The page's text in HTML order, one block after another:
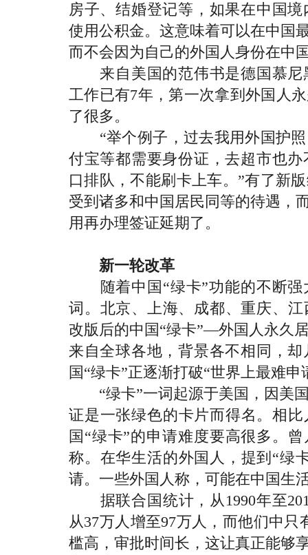
房子、结婚登记等，如果在中国
使用公积金。这意味着可以在中国
而不会因为自己的外国人身份在中
来自美国的范伟书是德国慕尼
工作已有7年，第一次拿到外国人
了很多。
“举个例子，过去我用外国护照
付宝等都需要身份证，去超市也
口排队，不能刷卡上车。”有了新
受到诸多和中国居民同等的待遇，
用再办理签证延期了。
新一轮改革
随着中国“绿卡”功能的不断强
词。北京、上海、成都、重庆、
改版后的中国“绿卡”—外国人永久
来自全球各地，背景各不相同，
国“绿卡”正逐渐打破“世界上最难
“绿卡”一词起源于美国，因美
证是一张绿色的卡片而得名。相
国“绿卡”的申请难度要高很多。
称。在华生活的外国人，提到“绿
请。一些外国人称，可能在中国生
据联合国统计，从1990年至
从37万人增至97万人，而他们中只
槛高，审批时间长，这让真正能够